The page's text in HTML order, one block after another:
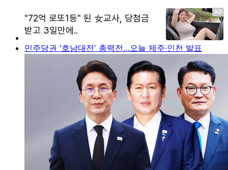
민주당권 '호남대전' 총력전…오늘 제주·인천 발표